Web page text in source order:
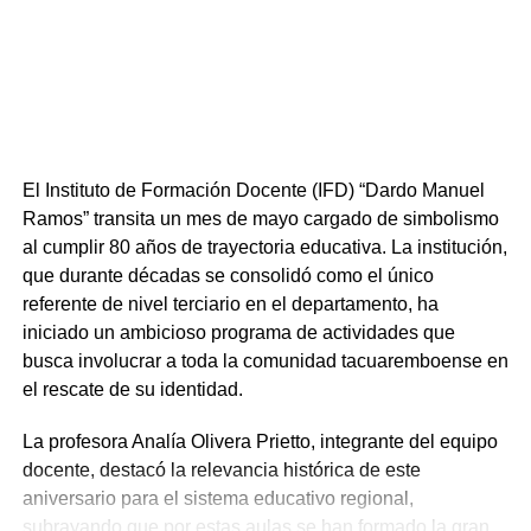
El Instituto de Formación Docente (IFD) “Dardo Manuel
Ramos” transita un mes de mayo cargado de simbolismo
al cumplir 80 años de trayectoria educativa. La institución,
que durante décadas se consolidó como el único
referente de nivel terciario en el departamento, ha
iniciado un ambicioso programa de actividades que
busca involucrar a toda la comunidad tacuaremboense en
el rescate de su identidad.
La profesora Analía Olivera Prietto, integrante del equipo
docente, destacó la relevancia histórica de este
aniversario para el sistema educativo regional,
subrayando que por estas aulas se han formado la gran